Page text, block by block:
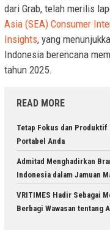
dari Grab, telah merilis
Asia (SEA) Consumer
Insights, yang
Indonesia berencana
tahun 2025.
READ MORE
Tetap Fokus dan Produktif
Portabel Anda
Admitad Menghadirkan
Indonesia dalam Jamuan
VRITIMES Hadir Sebagai
Berbagi Wawasan tentang